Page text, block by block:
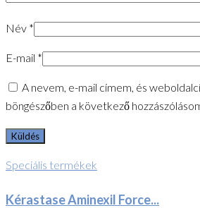
Név *
E-mail *
A nevem, e-mail címem, és
böngészőben a következő
Speciális termékek
Kérastase Aminexil Force...